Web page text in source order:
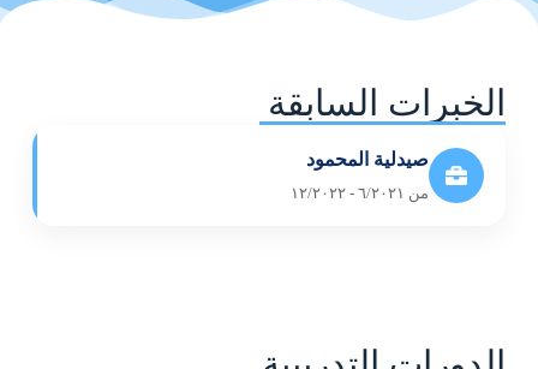
الخبرات السابقة
صيدلية المحمود
من ٦/٢٠٢١ - ١٢/٢٠٢٢